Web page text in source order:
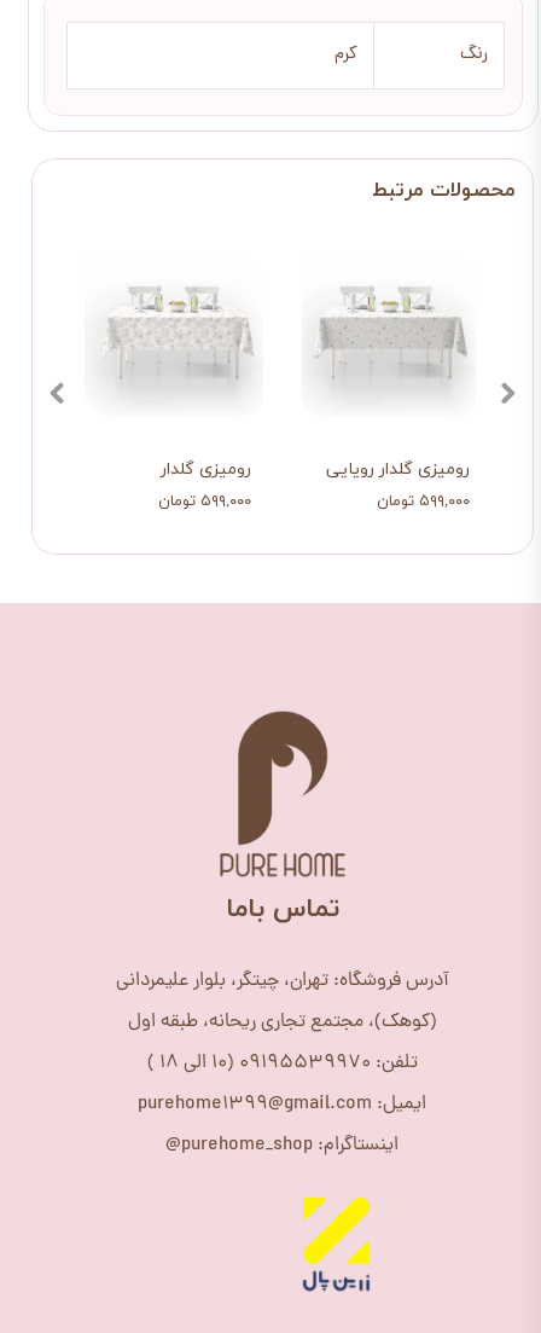
رنگ کرم
رومیزی گلدار
۵۹۹,۰۰۰ تومان
رومیزی گلدار رویایی
۵۹۹,۰۰۰ تومان
​تماس باما
آدرس فروشگاه: تهران، چیتگر، بلوار علیمردانی
(کوهک)، مجتمع تجاری ریحانه، طبقه اول
تلفن: 09195539970 (10 الی 18 )
ایمیل: purehome1399@gmail.com
اینستاگرام: purehome_shop@